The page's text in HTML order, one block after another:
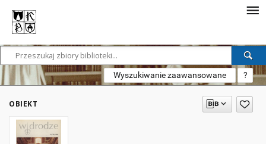
Wyszukiwanie zaawansowane ?
OBIEKT